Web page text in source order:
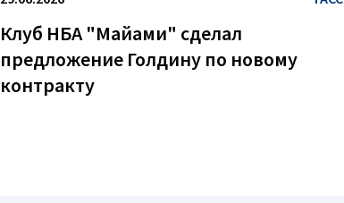
Клуб НБА "Майами" сделал
предложение Голдину по новому
контракту